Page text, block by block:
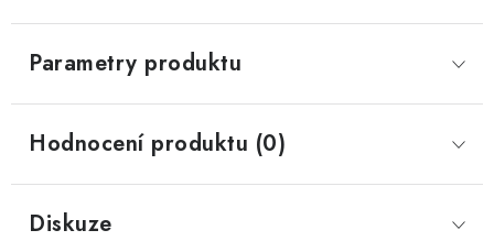
Parametry produktu
Hodnocení produktu (0)
Diskuze